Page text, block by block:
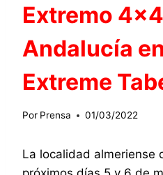
Extremo
Andalucía
Extreme
Por Prensa 01/03/2022
La localidad almeriense